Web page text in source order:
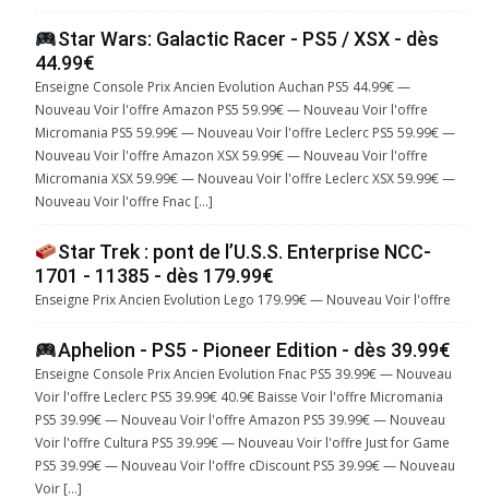
Star Wars: Galactic Racer - PS5 / XSX - dès
44.99€
Enseigne Console Prix Ancien Evolution Auchan PS5 44.99€ —
Nouveau Voir l'offre Amazon PS5 59.99€ — Nouveau Voir l'offre
Micromania PS5 59.99€ — Nouveau Voir l'offre Leclerc PS5 59.99€ —
Nouveau Voir l'offre Amazon XSX 59.99€ — Nouveau Voir l'offre
Micromania XSX 59.99€ — Nouveau Voir l'offre Leclerc XSX 59.99€ —
Nouveau Voir l'offre Fnac […]
Star Trek : pont de l’U.S.S. Enterprise NCC-
1701 - 11385 - dès 179.99€
Enseigne Prix Ancien Evolution Lego 179.99€ — Nouveau Voir l'offre
Aphelion - PS5 - Pioneer Edition - dès 39.99€
Enseigne Console Prix Ancien Evolution Fnac PS5 39.99€ — Nouveau
Voir l'offre Leclerc PS5 39.99€ 40.9€ Baisse Voir l'offre Micromania
PS5 39.99€ — Nouveau Voir l'offre Amazon PS5 39.99€ — Nouveau
Voir l'offre Cultura PS5 39.99€ — Nouveau Voir l'offre Just for Game
PS5 39.99€ — Nouveau Voir l'offre cDiscount PS5 39.99€ — Nouveau
Voir […]